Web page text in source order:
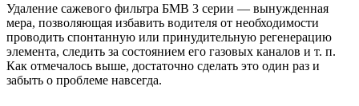
Удаление сажевого фильтра БМВ 3 серии — вынужденная
мера, позволяющая избавить водителя от необходимости
проводить спонтанную или принудительную регенерацию
элемента, следить за состоянием его газовых каналов и т. п.
Как отмечалось выше, достаточно сделать это один раз и
забыть о проблеме навсегда.